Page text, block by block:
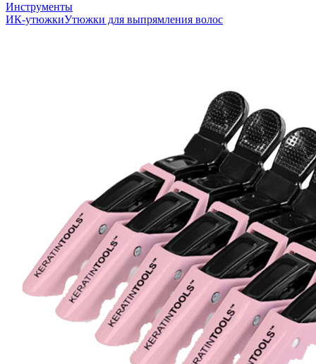
Инструменты
ИК-утюжкиУтюжки для выпрямления волос